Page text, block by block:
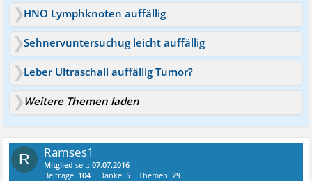
HNO Lymphknoten auffällig
Sehnervuntersuchug leicht auffällig
Leber Ultraschall auffällig Tumor?
Weitere Themen laden
R Ramses1
Mitglied seit:07.07.2016
Beiträge: 104 Danke:5 Themen:29